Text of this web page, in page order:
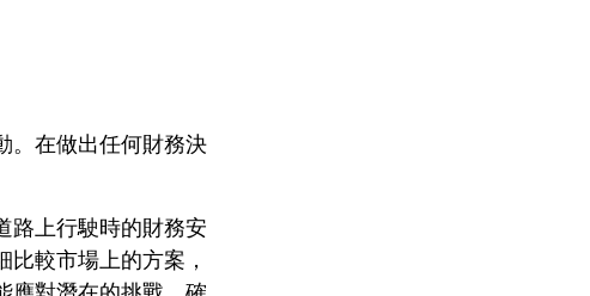
。在做出任何財務決
路上行駛時的財務安
較市場上的方案，